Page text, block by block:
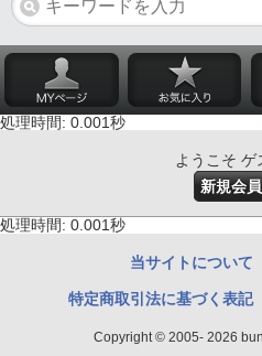
処理時間: 0.001秒
ようこそ ゲ
新規会
処理時間: 0.001秒
当サイトについて
特定商取引法に基づく表記
Copyright © 2005- 2026